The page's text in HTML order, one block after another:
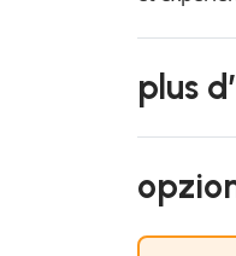
plus